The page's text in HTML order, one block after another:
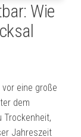
Wie
eine große
dem
Trockenheit,
Jahreszeit